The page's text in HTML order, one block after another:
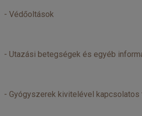
- Védőoltások
- Utazási betegségek és egyéb
- Gyógyszerek kivitelével kapcsolatos